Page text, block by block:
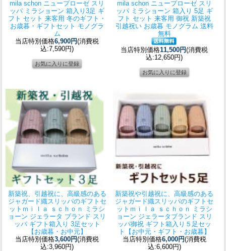
mila schon ニュープローゼ スリ
ッパ ミラショーン 箱入り3足 ギ
フト セット 来客用 冬のギフト・
お歳暮・ギフトセット モノグラ
ム
当店特別価格6,900円(消費税
込:7,590円)
mila schon ニュープローゼ スリ
ッパ ミラショーン 箱入り 5足 ギ
フト セット 来客用 御祝 新築祝
引越祝い お歳暮 モノグラム 送料
無料
当店特別価格11,500円(消費税
込:12,650円)
新築祝、引越祝に、高級感のある
ジャガード織スリッパのギフトセ
ット ｍｉｌａ ｓｃｈｏｎ ミラシ
ョーン ジェラータ ブランド スリ
ッパ ギフト箱入り 3足セット
【お歳暮・お中元】
当店特別価格3,600円(消費税
込:3,960円)
新築祝や引越祝に、高級感のある
ジャガード織スリッパのギフトセ
ット ｍｉｌａ ｓｃｈｏｎ ミラシ
ョーン ジェラータブランド スリ
ッパ御祝 ギフト箱入り５足セッ
ト【お中元・ギフト・お歳暮】
当店特別価格6,000円(消費税
込:6,600円)